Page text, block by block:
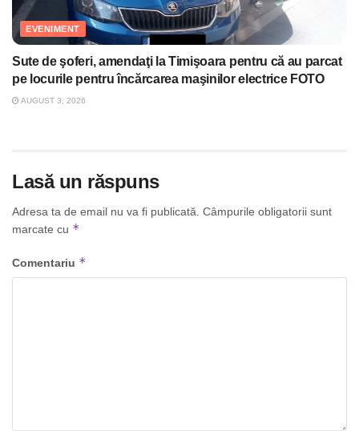
EVENIMENT
Sute de şoferi, amendaţi la Timişoara pentru că au parcat
pe locurile pentru încărcarea maşinilor electrice FOTO
AUGUST 3, 2026
Lasă un răspuns
Adresa ta de email nu va fi publicată. Câmpurile obligatorii sunt
marcate cu *
Comentariu *